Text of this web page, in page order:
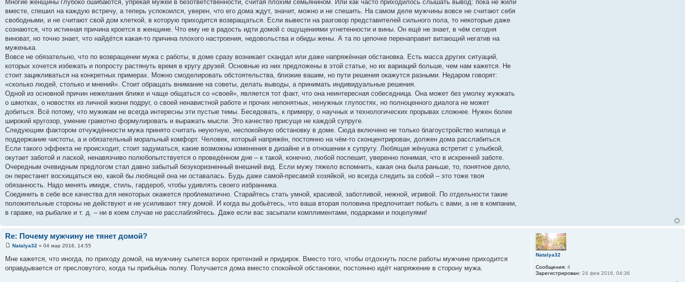
Многие женщины глубоко ошибаются, упрекая мужей в безответственности, считая плохим семьянином. Или как часто приходилось слышать вывод: пока не жили
вместе, спешил на каждую встречу, а теперь успокоился, уверен, что его дома ждут, значит, можно и не спешить. На самом деле мужчины вовсе не считают себя
свободными, и не считают свой дом клеткой, в которую приходится возвращаться. Если вывести на разговор представителей сильного пола, то некоторые даже
сознаются, что истинная причина кроется в женщине. Что ему не в радость идти домой с ощущениями угнетенности и вины. Он ещё не знает, в чём сегодня
виноват, но точно знает, что найдётся какая-то причина плохого настроения, недовольства и обиды жены. А та по цепочке перенаправит витающий негатив на
муженька.
Вовсе не обязательно, что по возвращении мужа с работы, в доме сразу возникает скандал или даже напряжённая обстановка. Есть масса других ситуаций,
которых хочется избежать и попросту растянуть время в кругу друзей. Основные из них предложены в этой статье, но их вариаций больше, чем нам кажется. Не
стоит зацикливаться на конкретных примерах. Можно смоделировать обстоятельства, близкие вашим, но пути решения окажутся разными. Недаром говорят:
«сколько людей, столько и мнений». Стоит обращать внимание на советы, делать выводы, а принимать индивидуальные решения.
Одной из основной причин нежелания ближе и чаще общаться со «своей», является тот факт, что она неинтересная собеседница. Она может без умолку жужжать
о шмотках, о новостях из личной жизни подруг, о своей ненавистной работе и прочих непонятных, ненужных глупостях, но полноценного диалога не может
добиться. Всё потому, что мужикам не всегда интересны эти пустые темы. Беседовать, к примеру, о научных и технологических прорывах сложнее. Нужен более
широкий кругозор, умение грамотно формулировать и выражать мысли. Это качество присуще не каждой супруге.
Следующим фактором отчуждённости мужа принято считать неуютную, неспокойную обстановку в доме. Сюда включено не только благоустройство жилища и
поддержание чистоты, а и обязательный моральный комфорт. Человек, который напряжён, постоянно на чём-то сконцентрирован, должен дома расслабиться.
Если такого эффекта не происходит, стоит задуматься, какие возможны изменения в дизайне и в отношении к супругу. Любящая жёнушка встретит с улыбкой,
окутает заботой и лаской, ненавязчиво полюбопытствуется о проведённом дне – к такой, конечно, любой поспешит, уверенно понимая, что в искренней заботе.
Очередным очевидным предлогом стал давно забытый безукоризненный внешний вид. Если мужу тяжело вспомнить, какая она была раньше, то, понятное дело,
он перестанет восхищаться ею, какой бы любящей она ни оставалась. Будь даже самой-пресамой хозяйкой, но всегда следить за собой – это тоже твоя
обязанность. Надо менять имидж, стиль, гардероб, чтобы удивлять своего избранника.
Соединить в себе все качества для некоторых окажется проблематично. Старайтесь стать умной, красивой, заботливой, нежной, игривой. По отдельности такие
положительные стороны не действуют и не усиливают тягу домой. И когда вы добьётесь, что ваша вторая половина предпочитает побыть с вами, а не в компании,
в гараже, на рыбалке и т. д. – ни в коем случае не расслабляйтесь. Даже если вас засыпали комплиментами, подарками и поцелуями!
Re: Почему мужчину не тянет домой?
Natalya32 » 04 мар 2016, 14:55
Мне кажется, что иногда, по приходу домой, на мужчину сыпется ворох претензий и придирок. Вместо того, чтобы отдохнуть после работы мужчине приходится
оправдывается от пресловутого, когда ты прибьёшь полку. Получается дома вместо спокойной обстановки, постоянно идёт напряжение в сторону мужа.
Natalya32
Сообщения: 4
Зарегистрирован: 24 фев 2016, 04:36